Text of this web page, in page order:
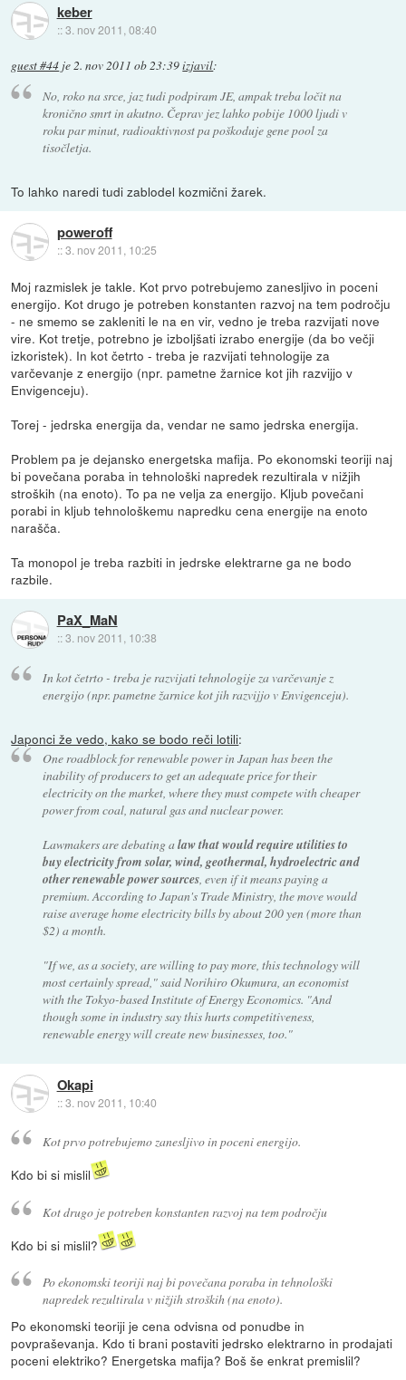
keber
::3. nov 2011, 08:40
guest #44 je2. nov 2011 ob 23:39izjavil:
No, roko na srce, jaz tudi podpiram JE, ampak treba ločit na
kronično smrt in akutno. Čeprav jez lahko pobije 1000 ljudi v
roku par minut, radioaktivnost pa poškoduje gene pool za
tisočletja.
To lahko naredi tudi zablodel kozmični žarek.
poweroff
::3. nov 2011, 10:25
Moj razmislek je takle. Kot prvo potrebujemo zanesljivo in poceni
energijo. Kot drugo je potreben konstanten razvoj na tem področju
- ne smemo se zakleniti le na en vir, vedno je treba razvijati nove
vire. Kot tretje, potrebno je izboljšati izrabo energije (da bo večji
izkoristek). In kot četrto - treba je razvijati tehnologije za
varčevanje z energijo (npr. pametne žarnice kot jih razvijjo v
Envigenceju).
Torej - jedrska energija da, vendar ne samo jedrska energija.
Problem pa je dejansko energetska mafija. Po ekonomski teoriji naj
bi povečana poraba in tehnološki napredek rezultirala v nižjih
stroških (na enoto). To pa ne velja za energijo. Kljub povečani
porabi in kljub tehnološkemu napredku cena energije na enoto
narašča.
Ta monopol je treba razbiti in jedrske elektrarne ga ne bodo
razbile.
PaX_MaN
::3. nov 2011, 10:38
In kot četrto - treba je razvijati tehnologije za varčevanje z
energijo (npr. pametne žarnice kot jih razvijjo v Envigenceju).
Japonci že vedo, kako se bodo reči lotili:
One roadblock for renewable power in Japan has been the
inability of producers to get an adequate price for their
electricity on the market, where they must compete with cheaper
power from coal, natural gas and nuclear power.
Lawmakers are debating alaw that would require utilities to
buy electricity from solar, wind, geothermal, hydroelectric and
other renewable power sources, even if it means paying a
premium. According to Japan's Trade Ministry, the move would
raise average home electricity bills by about 200 yen (more than
$2) a month.
"If we, as a society, are willing to pay more, this technology will
most certainly spread," said Norihiro Okumura, an economist
with the Tokyo-based Institute of Energy Economics. "And
though some in industry say this hurts competitiveness,
renewable energy will create new businesses, too."
Okapi
::3. nov 2011, 10:40
Kot prvo potrebujemo zanesljivo in poceni energijo.
Kdo bi si mislil
Kot drugo je potreben konstanten razvoj na tem področju
Kdo bi si mislil?
Po ekonomski teoriji naj bi povečana poraba in tehnološki
napredek rezultirala v nižjih stroških (na enoto).
Po ekonomski teoriji je cena odvisna od ponudbe in
povpraševanja. Kdo ti brani postaviti jedrsko elektrarno in prodajati
poceni elektriko? Energetska mafija? Boš še enkrat premislil?